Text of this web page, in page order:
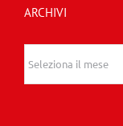
ARCHIVI